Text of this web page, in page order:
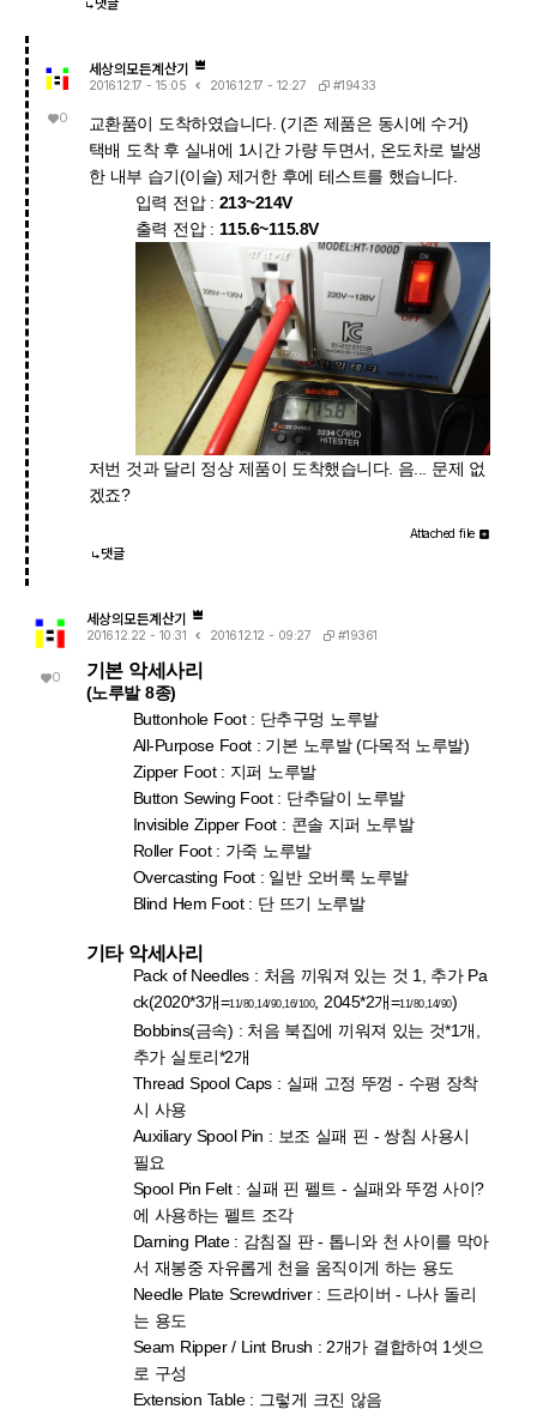
댓글
0
세상의모든계산기
2016.12.17 - 15:05 2016.12.17 - 12:27 #19433
교환품이 도착하였습니다. (기존 제품은 동시에 수거)
택배 도착 후 실내에 1시간 가량 두면서, 온도차로 발생
한 내부 습기(이슬) 제거한 후에 테스트를 했습니다.
입력 전압 : 213~214V
출력 전압 : 115.6~115.8V
저번 것과 달리 정상 제품이 도착했습니다. 음... 문제 없
겠죠?
Attached file
댓글
0
세상의모든계산기
2016.12.22 - 10:31 2016.12.12 - 09:27 #19361
기본 악세사리
(노루발 8종)
Buttonhole Foot : 단추구멍 노루발
All-Purpose Foot : 기본 노루발 (다목적 노루발)
Zipper Foot : 지퍼 노루발
Button Sewing Foot : 단추달이 노루발
Invisible Zipper Foot : 콘솔 지퍼 노루발
Roller Foot : 가죽 노루발
Overcasting Foot : 일반 오버룩 노루발
Blind Hem Foot : 단 뜨기 노루발
기타 악세사리
Pack of Needles : 처음 끼워져 있는 것 1, 추가 Pa
ck(2020*3개=11/80,14/90,16/100, 2045*2개=11/80,14/90)
Bobbins(금속) : 처음 북집에 끼워져 있는 것*1개,
추가 실토리*2개
Thread Spool Caps : 실패 고정 뚜껑 - 수평 장착
시 사용
Auxiliary Spool Pin : 보조 실패 핀 - 쌍침 사용시
필요
Spool Pin Felt : 실패 핀 펠트 - 실패와 뚜껑 사이?
에 사용하는 펠트 조각
Darning Plate : 감침질 판 - 톱니와 천 사이를 막아
서 재봉중 자유롭게 천을 움직이게 하는 용도
Needle Plate Screwdriver : 드라이버 - 나사 돌리
는 용도
Seam Ripper / Lint Brush : 2개가 결합하여 1셋으
로 구성
Extension Table : 그렇게 크진 않음